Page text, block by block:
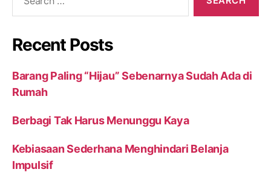
Recent Posts
Barang Paling “Hijau” Sebenarnya Sudah Ada di
Rumah
Berbagi Tak Harus Menunggu Kaya
Kebiasaan Sederhana Menghindari Belanja
Impulsif